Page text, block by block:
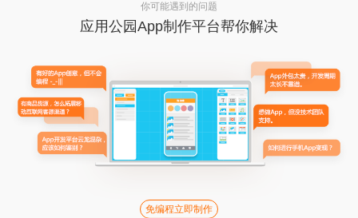
你可能遇到的问题
应用公园App制作平台帮你解决
免编程立即制作